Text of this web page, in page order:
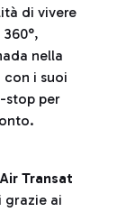
di vivere
360°,
nella
con i suoi
stop per
Air Transat
grazie ai